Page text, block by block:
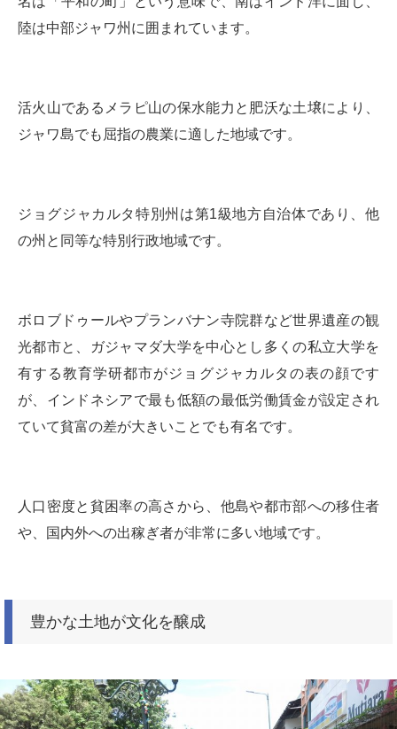
陸は中部ジャワ州に囲まれています。
活火山であるメラピ山の保水能力と肥沃な土壌により、
ジャワ島でも屈指の農業に適した地域です。
ジョグジャカルタ特別州は第1級地方自治体であり、他
の州と同等な特別行政地域です。
ボロブドゥールやプランバナン寺院群など世界遺産の観
光都市と、ガジャマダ大学を中心とし多くの私立大学を
有する教育学研都市がジョグジャカルタの表の顔です
が、インドネシアで最も低額の最低労働賃金が設定され
ていて貧富の差が大きいことでも有名です。
人口密度と貧困率の高さから、他島や都市部への移住者
や、国内外への出稼ぎ者が非常に多い地域です。
豊かな土地が文化を醸成